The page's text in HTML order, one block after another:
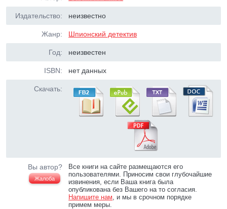
Издательство: неизвестно
Жанр: Шпионский детектив
Год: неизвестен
ISBN: нет данных
Скачать:
Вы автор?
Жалоба
Все книги на сайте размещаются его
пользователями. Приносим свои глубочайшие
извинения, если Ваша книга была
опубликована без Вашего на то согласия.
Напишите нам, и мы в срочном порядке
примем меры.